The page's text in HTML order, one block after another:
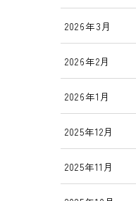
2026年3月
2026年2月
2026年1月
2025年12月
2025年11月